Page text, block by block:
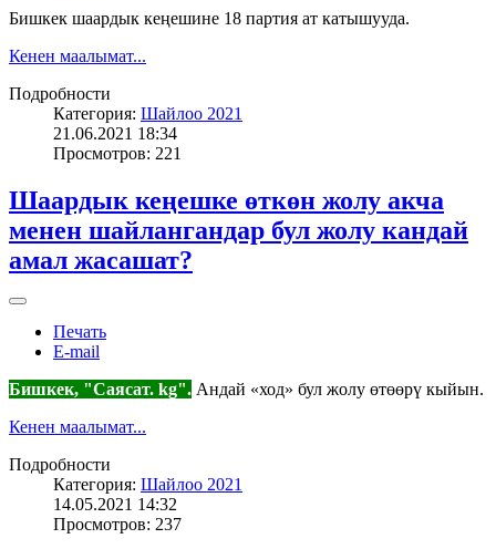
Бишкек шаардык кеңешине 18 партия ат катышууда.
Кенен маалымат...
Подробности
Категория: Шайлоо 2021
21.06.2021 18:34
Просмотров: 221
Шаардык кеңешке өткөн жолу акча
менен шайлангандар бул жолу кандай
амал жасашат?
Печать
E-mail
Бишкек, "Саясат. kg". Андай «ход» бул жолу өтөөрү кыйын.
Кенен маалымат...
Подробности
Категория: Шайлоо 2021
14.05.2021 14:32
Просмотров: 237